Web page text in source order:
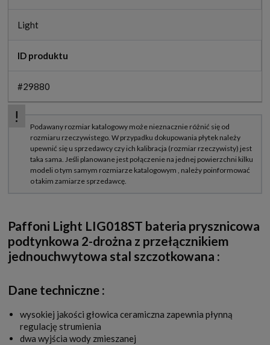
Light
ID produktu
#29880
Paffoni Light LIG018ST bateria prysznicowa
podtynkowa 2-drożna z przełącznikiem
jednouchwytowa stal szczotkowana :
Dane techniczne :
wysokiej jakości głowica ceramiczna zapewnia płynną
regulację strumienia
dwa wyjścia wody zmieszanej